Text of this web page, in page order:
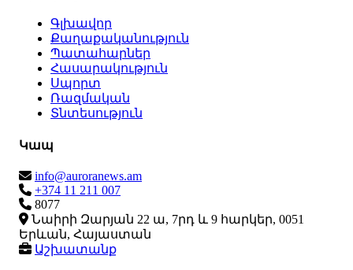
Գլխավոր
Քաղաքականություն
Պատահարներ
Հասարակություն
Սպորտ
Ռազմական
Տնտեսություն
Կապ
info@auroranews.am
+374 11 211 007
8077
Նաիրի Զարյան 22 ա, 7րդ և 9 հարկեր, 0051
Երևան, Հայաստան
Աշխատանք